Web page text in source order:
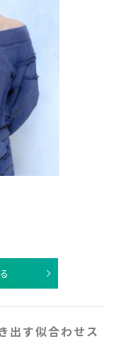
出す似合わせス